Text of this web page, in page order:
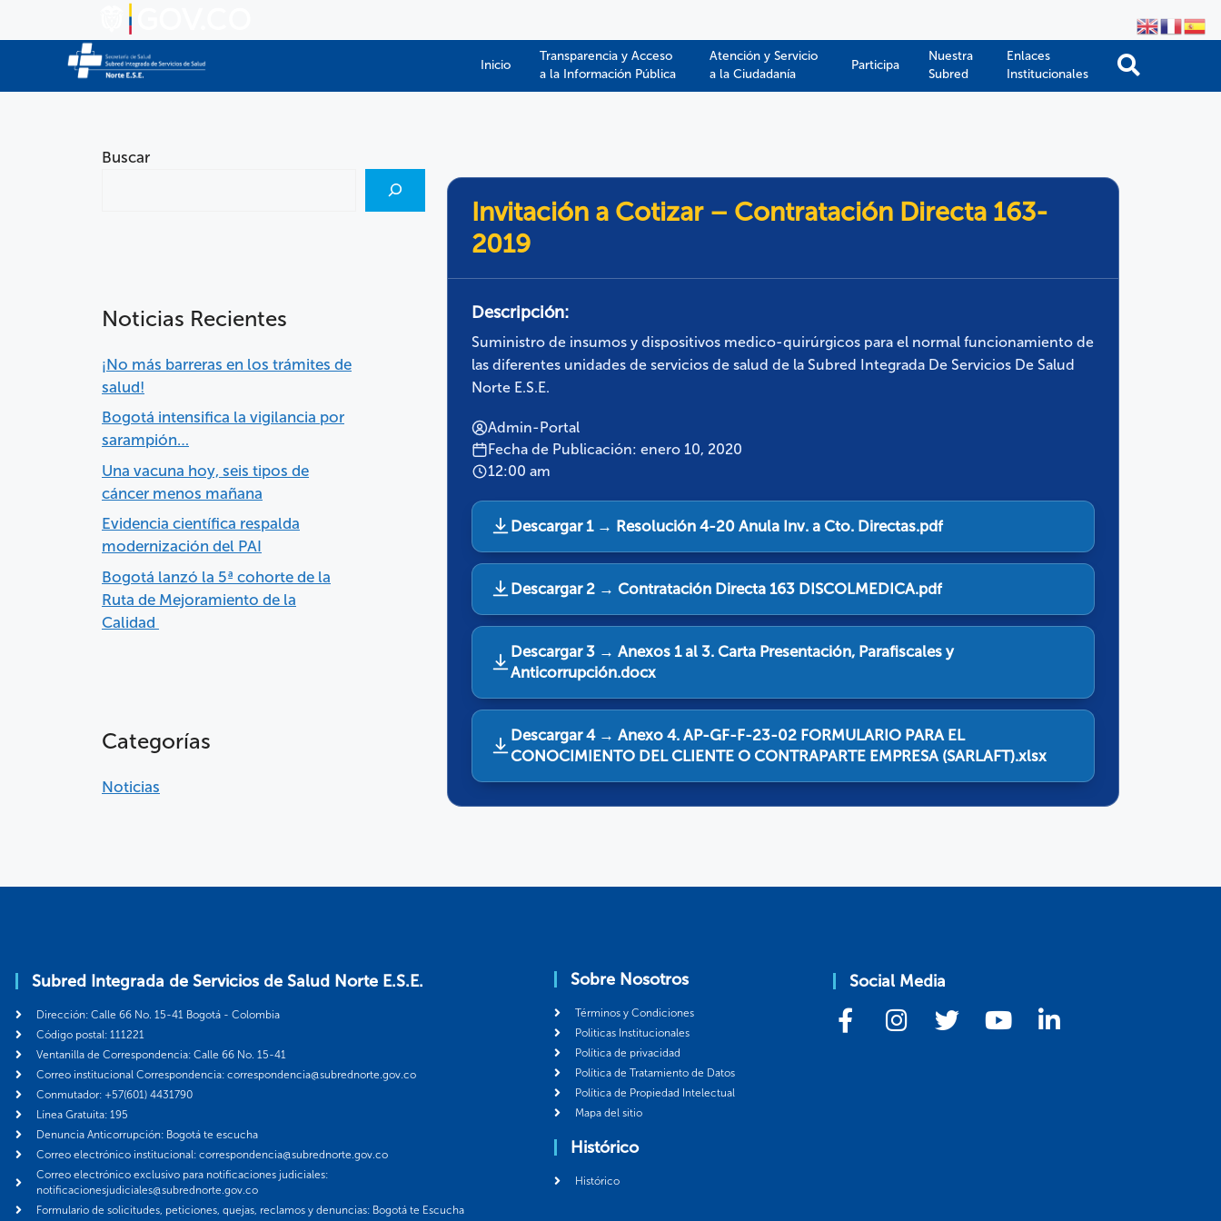
Inicio
Transparencia y Acceso
a la Información Pública​​
Atención y Servicio
a la Ciudadanía
Participa
Nuestra
Subred
Enlaces
Institucionales
Invitación a Cotizar – Contratación Directa 163-
2019
Descripción:
Suministro de insumos y dispositivos medico-quirúrgicos para el normal funcionamiento de
las diferentes unidades de servicios de salud de la Subred Integrada De Servicios De Salud
Norte E.S.E.
Admin-Portal
Fecha de Publicación: enero 10, 2020
12:00 am
Descargar 1 → Resolución 4-20 Anula Inv. a Cto. Directas.pdf
Descargar 2 → Contratación Directa 163 DISCOLMEDICA.pdf
Descargar 3 → Anexos 1 al 3. Carta Presentación, Parafiscales y
Anticorrupción.docx
Descargar 4 → Anexo 4. AP-GF-F-23-02 FORMULARIO PARA EL
CONOCIMIENTO DEL CLIENTE O CONTRAPARTE EMPRESA (SARLAFT).xlsx
Buscar
Noticias Recientes
¡No más barreras en los trámites de
salud!
Bogotá intensifica la vigilancia por
sarampión…
Una vacuna hoy, seis tipos de
cáncer menos mañana
Evidencia científica respalda
modernización del PAI
Bogotá lanzó la 5ª cohorte de la
Ruta de Mejoramiento de la
Calidad
Categorías
Noticias
Subred Integrada de Servicios de Salud Norte E.S.E.
Dirección: Calle 66 No. 15-41 Bogotá - Colombia
Código postal: 111221
Ventanilla de Correspondencia: Calle 66 No. 15-41
Correo institucional Correspondencia: correspondencia@subrednorte.gov.co
Conmutador: +57(601) 4431790
Línea Gratuita: 195
Denuncia Anticorrupción: Bogotá te escucha
Correo electrónico institucional: correspondencia@subrednorte.gov.co
Correo electrónico exclusivo para notificaciones judiciales:
notificacionesjudiciales@subrednorte.gov.co
Formulario de solicitudes, peticiones, quejas, reclamos y denuncias: Bogotá te Escucha
Sobre Nosotros
Términos y Condiciones
Politicas Institucionales
Política de privacidad
Política de Tratamiento de Datos
Política de Propiedad Intelectual
Mapa del sitio
Histórico
Histórico
Social Media